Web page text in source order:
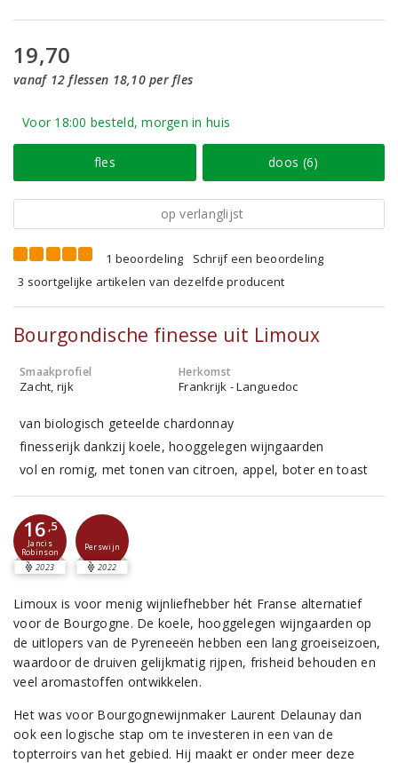
19,70
vanaf 12 flessen 18,10 per fles
Voor 18:00 besteld, morgen in huis
fles doos (6)
op verlanglijst
1 beoordeling
Schrijf een beoordeling
3 soortgelijke artikelen van dezelfde producent
Bourgondische finesse uit Limoux
Smaakprofiel
Zacht, rijk
Herkomst
Frankrijk - Languedoc
van biologisch geteelde chardonnay
finesserijk dankzij koele, hooggelegen wijngaarden
vol en romig, met tonen van citroen, appel, boter en toast
16 ,5
Jancis
Robinson
2023
Perswijn
2022
Limoux is voor menig wijnliefhebber hét Franse alternatief
voor de Bourgogne. De koele, hooggelegen wijngaarden op
de uitlopers van de Pyreneeën hebben een lang groeiseizoen,
waardoor de druiven gelijkmatig rijpen, frisheid behouden en
veel aromastoffen ontwikkelen.
Het was voor Bourgognewijnmaker Laurent Delaunay dan
ook een logische stap om te investeren in een van de
topterroirs van het gebied. Hij maakt er onder meer deze